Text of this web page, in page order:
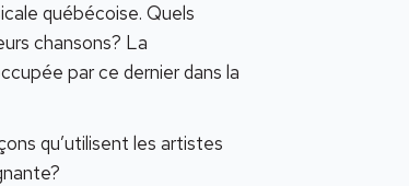
québécoise. Quels
chansons? La
par ce dernier dans la
qu’utilisent les artistes